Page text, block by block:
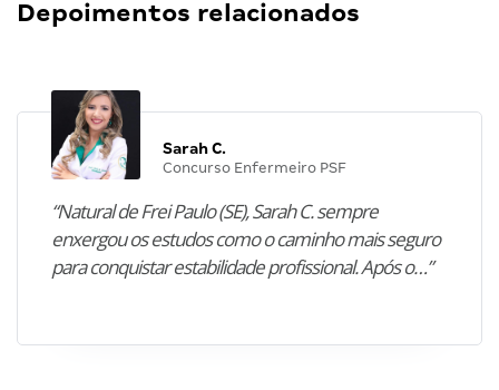
Depoimentos relacionados
Sarah C.
Concurso Enfermeiro PSF
“Natural de Frei Paulo (SE), Sarah C. sempre
enxergou os estudos como o caminho mais seguro
para conquistar estabilidade profissional. Após o…”